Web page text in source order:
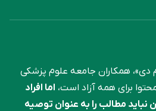
همکاران جامعه علوم ‌پزشکی
برای همه آزاد است، اما افراد
مطالب را به عنوان توصیه